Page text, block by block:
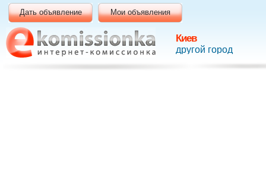
Киев
другой город
Дать объявление Мои объявления